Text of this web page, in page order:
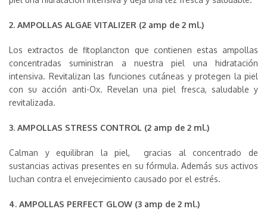
2. AMPOLLAS ALGAE VITALIZER (2 amp de 2 ml.)
Los extractos de fitoplancton que contienen estas ampollas
concentradas suministran a nuestra piel una hidratación
intensiva. Revitalizan las funciones cutáneas y protegen la piel
con su acción anti-Ox. Revelan una piel fresca, saludable y
revitalizada.
3. AMPOLLAS STRESS CONTROL (2 amp de 2 ml.)
Calman y equilibran la piel, gracias al concentrado de
sustancias activas presentes en su fórmula. Además sus activos
luchan contra el envejecimiento causado por el estrés.
4. AMPOLLAS PERFECT GLOW (3 amp de 2 ml.)